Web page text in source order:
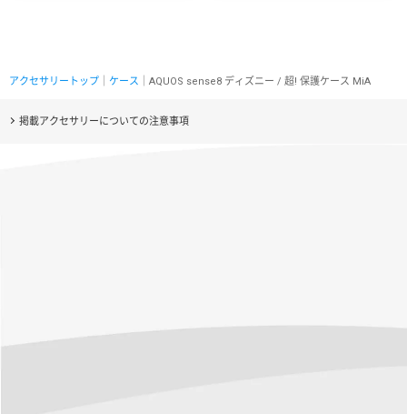
アクセサリートップ ケース ｜AQUOS sense8 ディズニー / 超! 保護ケース MiA
掲載アクセサリーについての注意事項